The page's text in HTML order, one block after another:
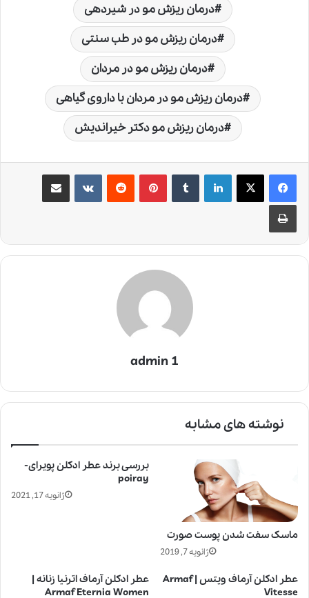
درمان ریزش مو در شیردهی
درمان ریزش مو در طب سنتی
درمان ریزش مو در مردان
درمان ریزش مو در مردان با داروی گیاهی
درمان ریزش مو دکتر خیراندیش
لینکدین ‫تامبلر ‫پین‌ترست‫رددیت ‫VKontakteاشتراک گذاری از طریق ایمیل
چاپ
admin 1
نوشته های مشابه
بررسی برند عطر ادکلن پویرای-
poiray
ژانویه 17, 2021
ماسک سفت شدن پوست صورت
ژانویه 7, 2019
عطر ادکلن آرماف اترنیا زنانه |
Armaf Eternia Women
عطر ادکلن آرماف ویتس | Armaf
Vitesse